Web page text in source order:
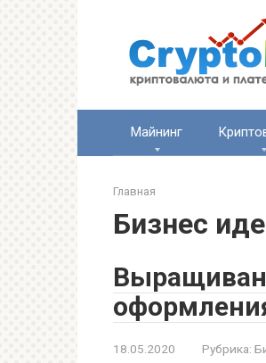
Майнинг
Главная
Бизнес
18.05.2020 Рубрика: